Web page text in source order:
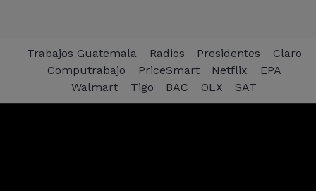
Trabajos Guatemala Radios Presidentes
Claro
Computrabajo
PriceSmart Netflix
EPA
Walmart
Tigo BAC OLX SAT